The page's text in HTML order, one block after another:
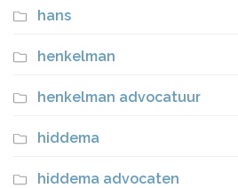
hans
henkelman
henkelman advocatuur
hiddema
hiddema advocaten